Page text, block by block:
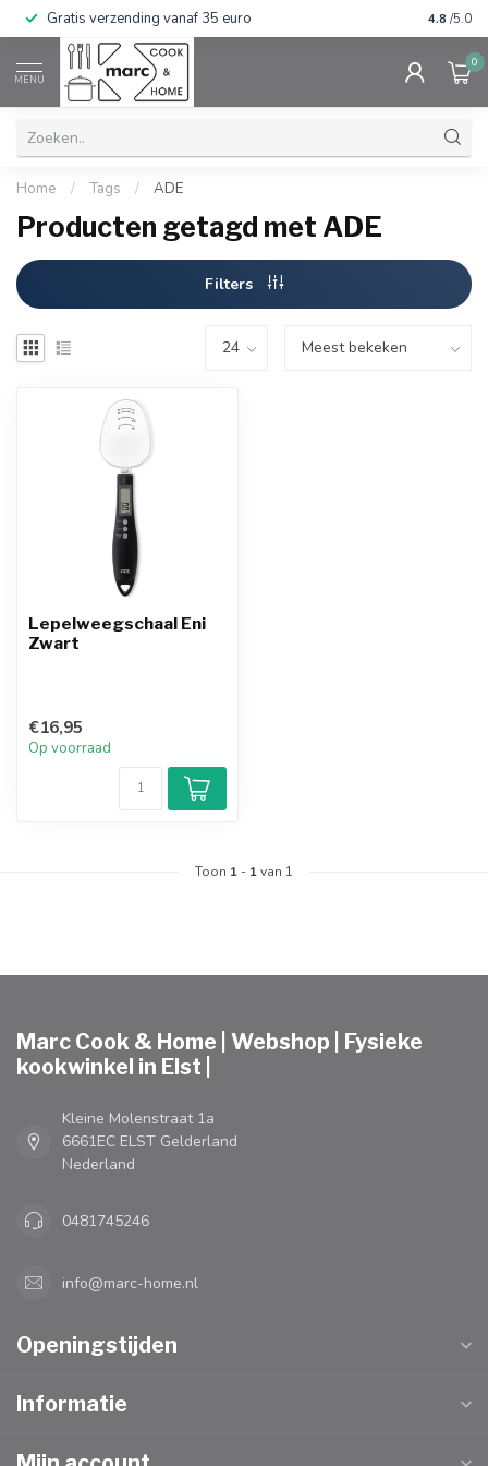
Gratis verzending vanaf 35 euro 4.8 /5.0
MENU
0
Home / Tags / ADE
Producten getagd met ADE
Filters
Lepelweegschaal Eni
Zwart
€16,95
Op voorraad
Toon 1 - 1van 1
Marc Cook & Home | Webshop | Fysieke
kookwinkel in Elst |
Kleine Molenstraat 1a
6661EC ELST Gelderland
Nederland
0481745246
info@marc-home.nl
Openingstijden
Informatie